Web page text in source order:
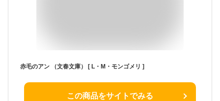
赤毛のアン （文春文庫） [ L・M・モンゴメリ ]
この商品をサイトでみる